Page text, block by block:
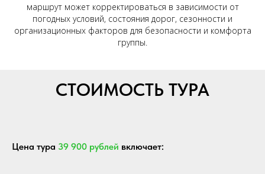
маршрут может корректироваться в зависимости от
погодных условий, состояния дорог, сезонности и
организационных факторов для безопасности и комфорта
группы.
СТОИМОСТЬ ТУРА
Цена тура 39 900 рублей включает: